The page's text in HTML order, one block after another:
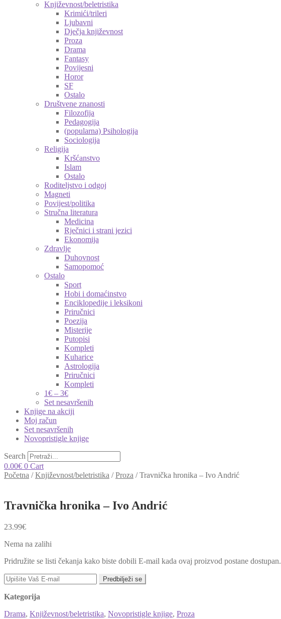
Književnost/beletristika
Krimići/trileri
Ljubavni
Dječja književnost
Proza
Drama
Fantasy
Povijesni
Horor
SF
Ostalo
Društvene znanosti
Filozofija
Pedagogija
(popularna) Psihologija
Sociologija
Religija
Kršćanstvo
Islam
Ostalo
Roditeljstvo i odgoj
Magneti
Povijest/politika
Stručna literatura
Medicina
Rječnici i strani jezici
Ekonomija
Zdravlje
Duhovnost
Samopomoć
Ostalo
Sport
Hobi i domaćinstvo
Enciklopedije i leksikoni
Priručnici
Poezija
Misterije
Putopisi
Kompleti
Kuharice
Astrologija
Priručnici
Kompleti
1€ – 3€
Set nesavršenih
Knjige na akciji
Moj račun
Set nesavršenih
Novopristigle knjige
Search
0.00€ 0 Cart
Početna /Književnost/beletristika /Proza /Travnička hronika – Ivo Andrić
Travnička hronika – Ivo Andrić
23.99€
Nema na zalihi
Pridružite se listi čekanja kako biste dobili E-mail kada ovaj proizvod postane dostupan.
Predbilježi se
Kategorija
Drama, Književnost/beletristika, Novopristigle knjige, Proza